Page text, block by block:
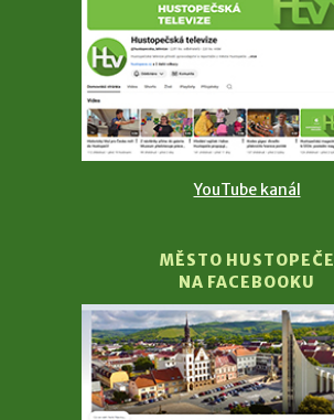
YouTube kanál
MĚSTO HUSTOPEČE
NA FACEBOOKU